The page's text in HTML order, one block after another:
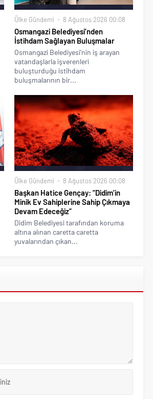
Ülke Gündemi 8 Ağustos 2026 00:08
Osmangazi Belediyesi’nden
İstihdam Sağlayan Buluşmalar
Osmangazi Belediyesi’nin iş arayan
vatandaşlarla işverenleri
buluşturduğu istihdam
buluşmalarının bir...
Ülke Gündemi 8 Ağustos 2026 00:08
Başkan Hatice Gençay: “Didim’in
Minik Ev Sahiplerine Sahip Çıkmaya
Devam Edeceğiz”
Didim Belediyesi tarafından koruma
altına alınan caretta caretta
yuvalarından çıkan...